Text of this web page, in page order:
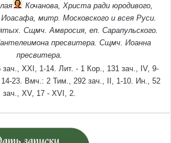
Кочанова, Христа ради юродивого,
Иоасафа, митр. Московского и всея Руси.
. Сщмч. Амвросия , еп. Сарапульского.
пресвитера. Сщмч. Иоанна
пресвитера.
зач., XXI, 1-14. Лит. - 1 Кор., 131 зач., IV, 9-
23. Вмч.: 2 Тим., 292 зач., II, 1-10.
Ин., 52
зач., XV, 17 - XVI, 2.